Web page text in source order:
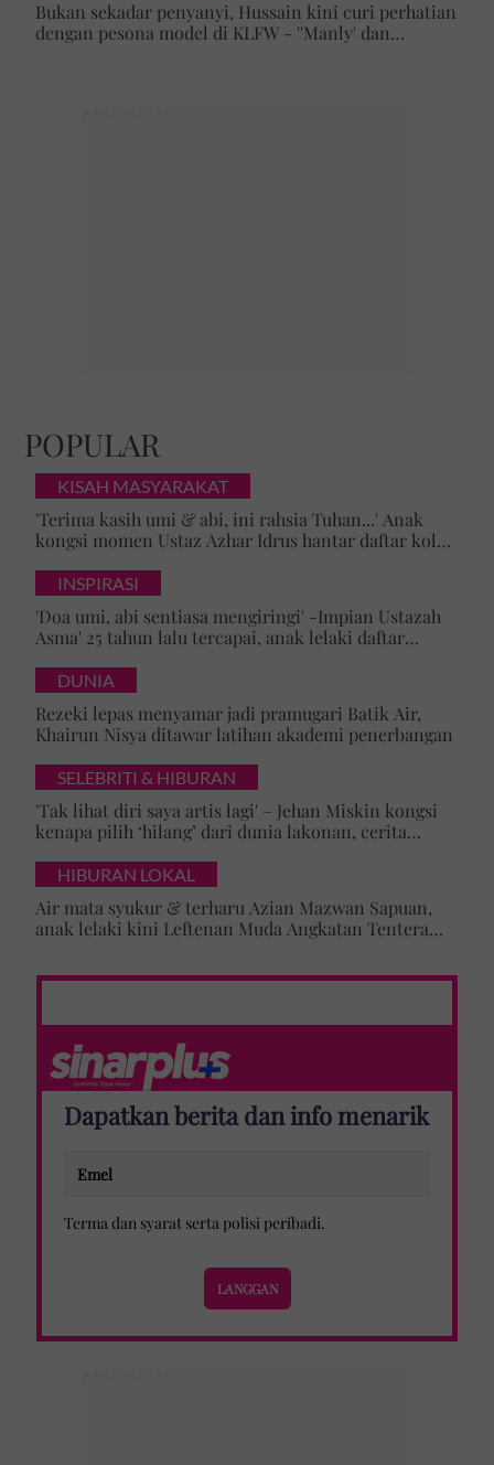
Bukan sekadar penyanyi, Hussain kini curi perhatian
dengan pesona model di KLFW - ''Manly' dan
POPULAR
KISAH MASYARAKAT
'Terima kasih umi & abi, ini rahsia Tuhan...' Anak
kongsi momen Ustaz Azhar Idrus hantar daftar kolej,
INSPIRASI
'Doa umi, abi sentiasa mengiringi' -Impian Ustazah
Asma' 25 tahun lalu tercapai, anak lelaki daftar
DUNIA
Rezeki lepas menyamar jadi pramugari Batik Air,
Khairun Nisya ditawar latihan akademi penerbangan
SELEBRITI & HIBURAN
'Tak lihat diri saya artis lagi' – Jehan Miskin kongsi
kenapa pilih ‘hilang’ dari dunia lakonan, cerita
HIBURAN LOKAL
Air mata syukur & terharu Azian Mazwan Sapuan,
anak lelaki kini Leftenan Muda Angkatan Tentera
Dapatkan berita dan info menarik
Terma dan syarat serta polisi peribadi.